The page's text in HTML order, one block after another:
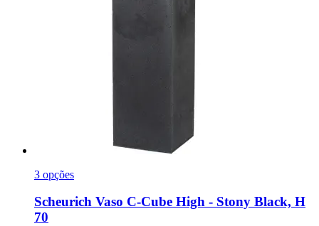
3 opções
Scheurich Vaso C-​Cube High -​ Stony Black, H
70